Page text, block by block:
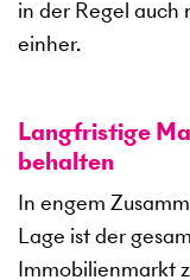
in der Regel auch
einher.
Langfristige
behalten
In engem
Lage ist der
Immobilienmarkt